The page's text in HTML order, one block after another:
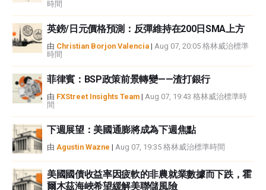
時間
英鎊/日元價格預測：反彈維持在200日SMA上方
由 Christian Borjon Valencia | Aug 07, 20:05 格林威治標準
時間
菲律賓：BSP政策前景轉變——渣打銀行
由 FXStreet Insights Team | Aug 07, 19:43 格林威治標準時
間
下週展望：美國通膨將成為下週焦點
由 Agustin Wazne | Aug 07, 19:35 格林威治標準時間
美國國債收益率因疲軟的非農就業數據而下跌，霍
爾木茲海峽希望緩解美聯儲風險